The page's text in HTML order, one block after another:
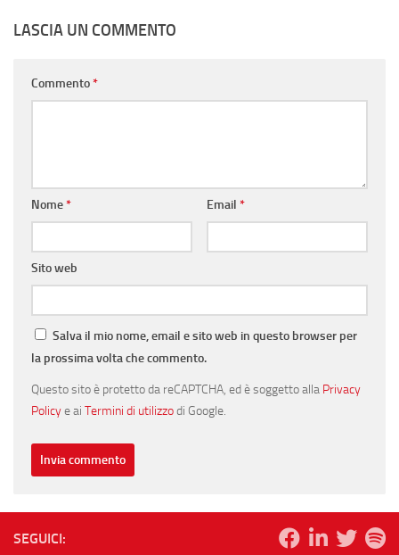
LASCIA UN COMMENTO
Commento*
Nome* Email *
Sito web
Salva il mio nome, email e sito web in questo browser per
la prossima volta che commento.
Questo sito è protetto da reCAPTCHA, ed è soggetto alla Privacy
Policye ai Termini di utilizzodi Google.
SEGUICI: